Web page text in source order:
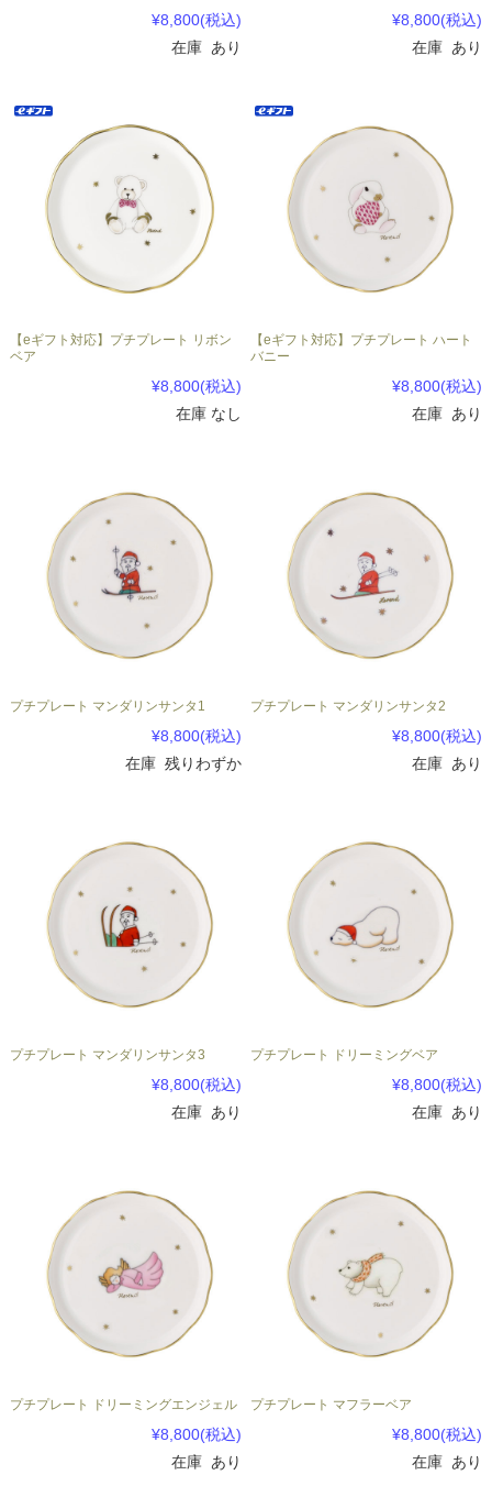
¥8,800(税込)
在庫 あり
¥8,800(税込)
在庫 あり
【eギフト対応】プチプレート リボン
ベア
¥8,800(税込)
在庫 なし
【eギフト対応】プチプレート ハート
バニー
¥8,800(税込)
在庫 あり
プチプレート マンダリンサンタ1
¥8,800(税込)
在庫 残りわずか
プチプレート マンダリンサンタ2
¥8,800(税込)
在庫 あり
プチプレート マンダリンサンタ3
¥8,800(税込)
在庫 あり
プチプレート ドリーミングベア
¥8,800(税込)
在庫 あり
プチプレート ドリーミングエンジェル
¥8,800(税込)
在庫 あり
プチプレート マフラーベア
¥8,800(税込)
在庫 あり